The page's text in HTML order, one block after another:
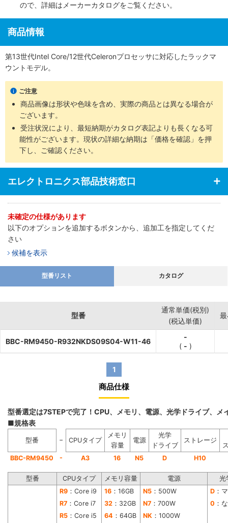
ので、詳細は メーカーカタログをご覧ください。
商品情報
第13世代Intel Core/12世代Celeronプロセッサに対応したラックマ
ウントモデル。
ご注意
商品画像は形状や色味を含め、実際の商品とは異なる場合が
ございます。
受注状況により、最短納期がカタログ表記よりも長くなる可
能性がございます。現状の詳細な納期は「価格を確認」を押
下し、ご確認ください。
エレクトロニクス部品技術窓口
未確定の仕様があります
以下のオプションを追加するボタンから、追加工を指定してくだ
さい
候補を表示
型番リスト カタログ
型番
通常単価(税別)
(税込単価)
BBC-RM9450-R932NKDS09S04-W11-46
-
( - )
1
商品仕様
型番選定は7STEPで完了！CPU、メモリ、電源、光学ドライブ、
■規格表
型番 − CPUタイプ
メモリ
容量
電源
光学
ドライブ
ストレージ
BBC-RM9450
- A3 16 N5 D H10
型番 CPUタイプ メモリ容量 電源 光
R9 ：Core i9 16 ：16GB N5 ：500W D ：
R7 ：Core i7 32 ：32GB N7 ：700W 0 ：
R5 ：Core i5 64 ：64GB NK ：1000W